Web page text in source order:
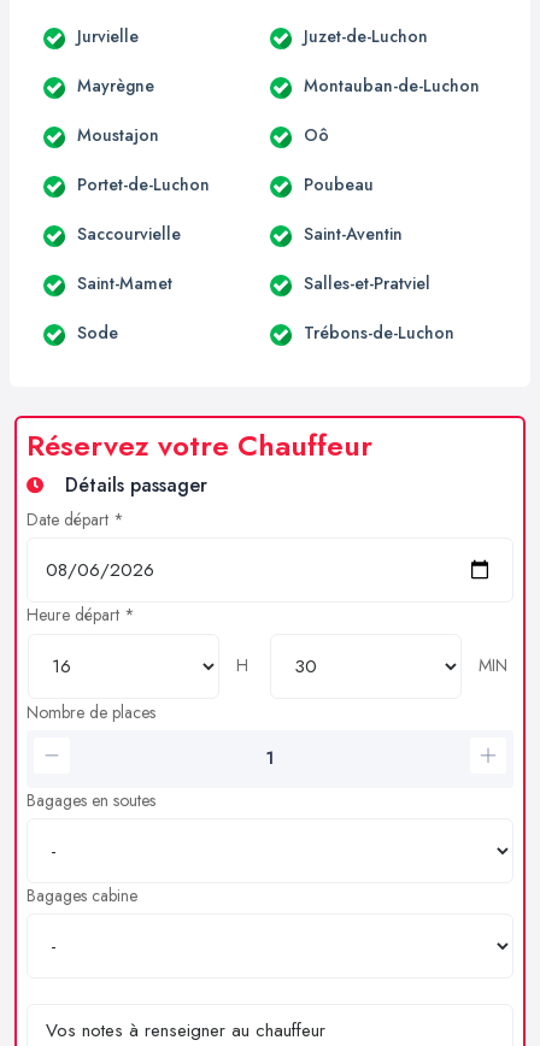
Jurvielle Juzet-de-Luchon
Mayrègne Montauban-de-Luchon
Moustajon Oô
Portet-de-Luchon Poubeau
Saccourvielle Saint-Aventin
Saint-Mamet Salles-et-Pratviel
Sode Trébons-de-Luchon
Réservez votre Chauffeur
Détails passager
Date départ *
Heure départ *
H
MIN
Nombre de places
Bagages en soutes
Bagages cabine